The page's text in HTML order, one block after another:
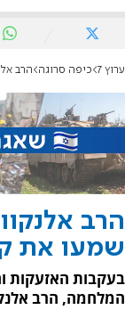
ערוץ 7 כיפה סרוגה הרב
הרב
שמעו את
בעקבות האזעקות
המלחמה, הרב